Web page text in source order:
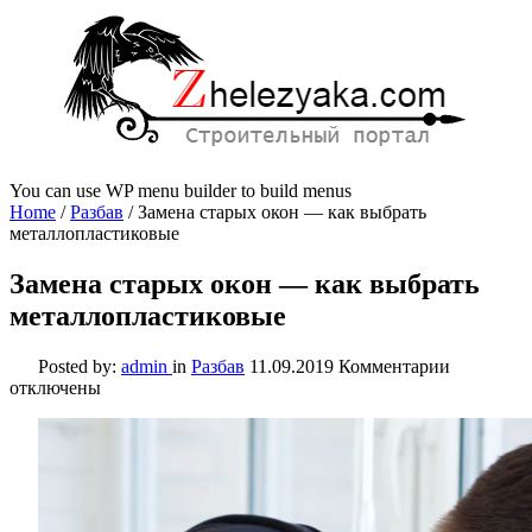
You can use WP menu builder to build menus
Home /Разбав /Замена старых окон — как выбрать
металлопластиковые
Замена старых окон — как выбрать
металлопластиковые
Posted by: admin in Разбав 11.09.2019 Комментарии
как
выбрать
отключены